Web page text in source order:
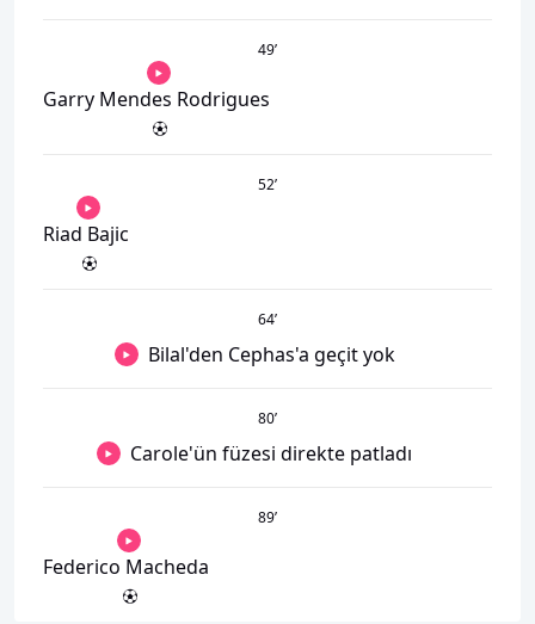
49’
Garry Mendes Rodrigues
52’
Riad Bajic
64’
Bilal'den Cephas'a geçit yok
80’
Carole'ün füzesi direkte patladı
89’
Federico Macheda